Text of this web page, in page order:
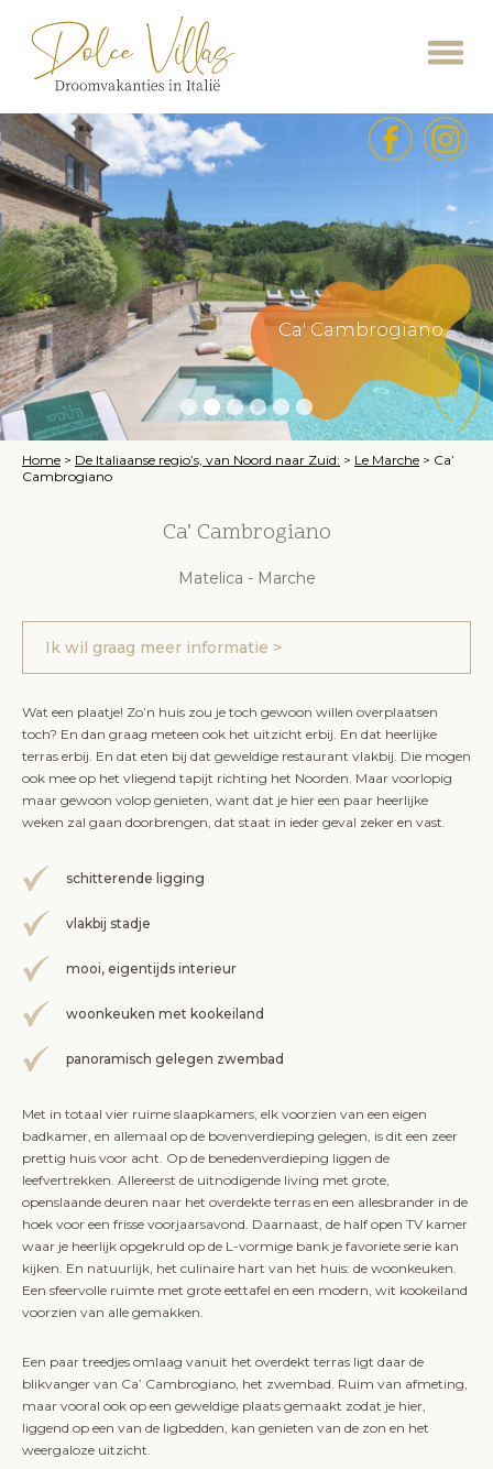
Ca' Cambrogiano
Home > De Italiaanse regio’s, van Noord naar Zuid: > Le Marche > Ca’
Cambrogiano
Ca’ Cambrogiano
Matelica - Marche
Ik wil graag meer informatie >
Wat een plaatje! Zo’n huis zou je toch gewoon willen overplaatsen
toch? En dan graag meteen ook het uitzicht erbij. En dat heerlijke
terras erbij. En dat eten bij dat geweldige restaurant vlakbij. Die mogen
ook mee op het vliegend tapijt richting het Noorden. Maar voorlopig
maar gewoon volop genieten, want dat je hier een paar heerlijke
weken zal gaan doorbrengen, dat staat in ieder geval zeker en vast.
schitterende ligging
vlakbij stadje
mooi, eigentijds interieur
woonkeuken met kookeiland
panoramisch gelegen zwembad
Met in totaal vier ruime slaapkamers, elk voorzien van een eigen
badkamer, en allemaal op de bovenverdieping gelegen, is dit een zeer
prettig huis voor acht. Op de benedenverdieping liggen de
leefvertrekken. Allereerst de uitnodigende living met grote,
openslaande deuren naar het overdekte terras en een allesbrander in de
hoek voor een frisse voorjaarsavond. Daarnaast, de half open TV kamer
waar je heerlijk opgekruld op de L-vormige bank je favoriete serie kan
kijken. En natuurlijk, het culinaire hart van het huis: de woonkeuken.
Een sfeervolle ruimte met grote eettafel en een modern, wit kookeiland
voorzien van alle gemakken.
Een paar treedjes omlaag vanuit het overdekt terras ligt daar de
blikvanger van Ca’ Cambrogiano, het zwembad. Ruim van afmeting,
maar vooral ook op een geweldige plaats gemaakt zodat je hier,
liggend op een van de ligbedden, kan genieten van de zon en het
weergaloze uitzicht.